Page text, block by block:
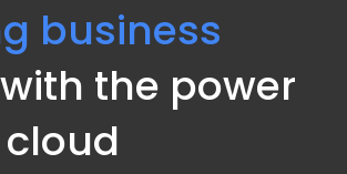
business
with the power